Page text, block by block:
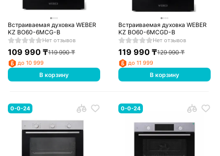
Встраиваемая духовка WEBER
KZ BO60-6MCG-B
Нет отзывов
109 990₸119 990₸
до 10 999
В корзину
Встраиваемая духовка WEBER
KZ BO60-6MCGD-B
Нет отзывов
119 990 ₸129 990₸
до 11 999
В корзину
0-0-24 0-0-24